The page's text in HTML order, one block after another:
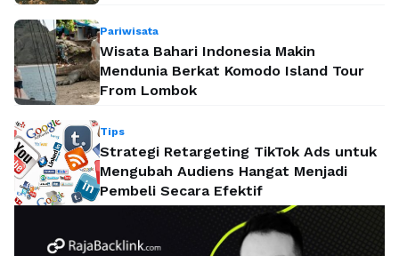
Pariwisata
Wisata Bahari Indonesia Makin
Mendunia Berkat Komodo Island Tour
From Lombok
Tips
Strategi Retargeting TikTok Ads untuk
Mengubah Audiens Hangat Menjadi
Pembeli Secara Efektif